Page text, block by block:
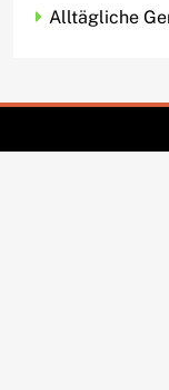
Alltägliche